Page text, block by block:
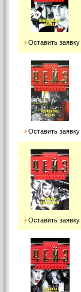
Оставить заявку
Оставить заявку
Оставить заявку